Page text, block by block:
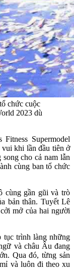
chức cuộc
2023 dù
Supermodel
khi lần đầu tiên ở
cho cả nam lẫn
cùng ban tổ chức
cùng gần gũi và trò
bản thân. Tuyết Lê
mở của hai người
tục trình làng những
và châu Âu đang
Qua đó, từng sản
và luôn đi theo xu